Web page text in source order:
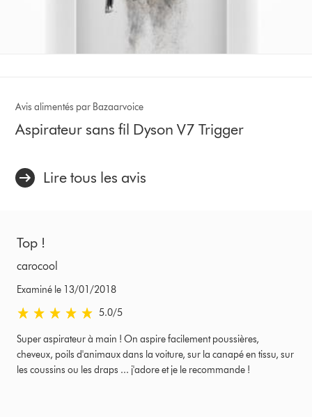
Avis alimentés par Bazaarvoice
Aspirateur sans fil Dyson V7 Trigger
Lire tous les avis
Top !
carocool
Examiné le 13/01/2018
5.0
stars
out
of
5.0/5
Super aspirateur à main ! On aspire facilement poussières,
cheveux, poils d'animaux dans la voiture, sur la canapé en tissu, sur
les coussins ou les draps ... j'adore et je le recommande !